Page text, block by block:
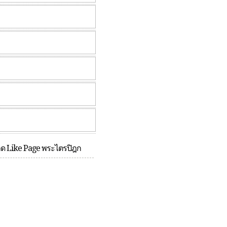
Like Page พระไตรปิฎก